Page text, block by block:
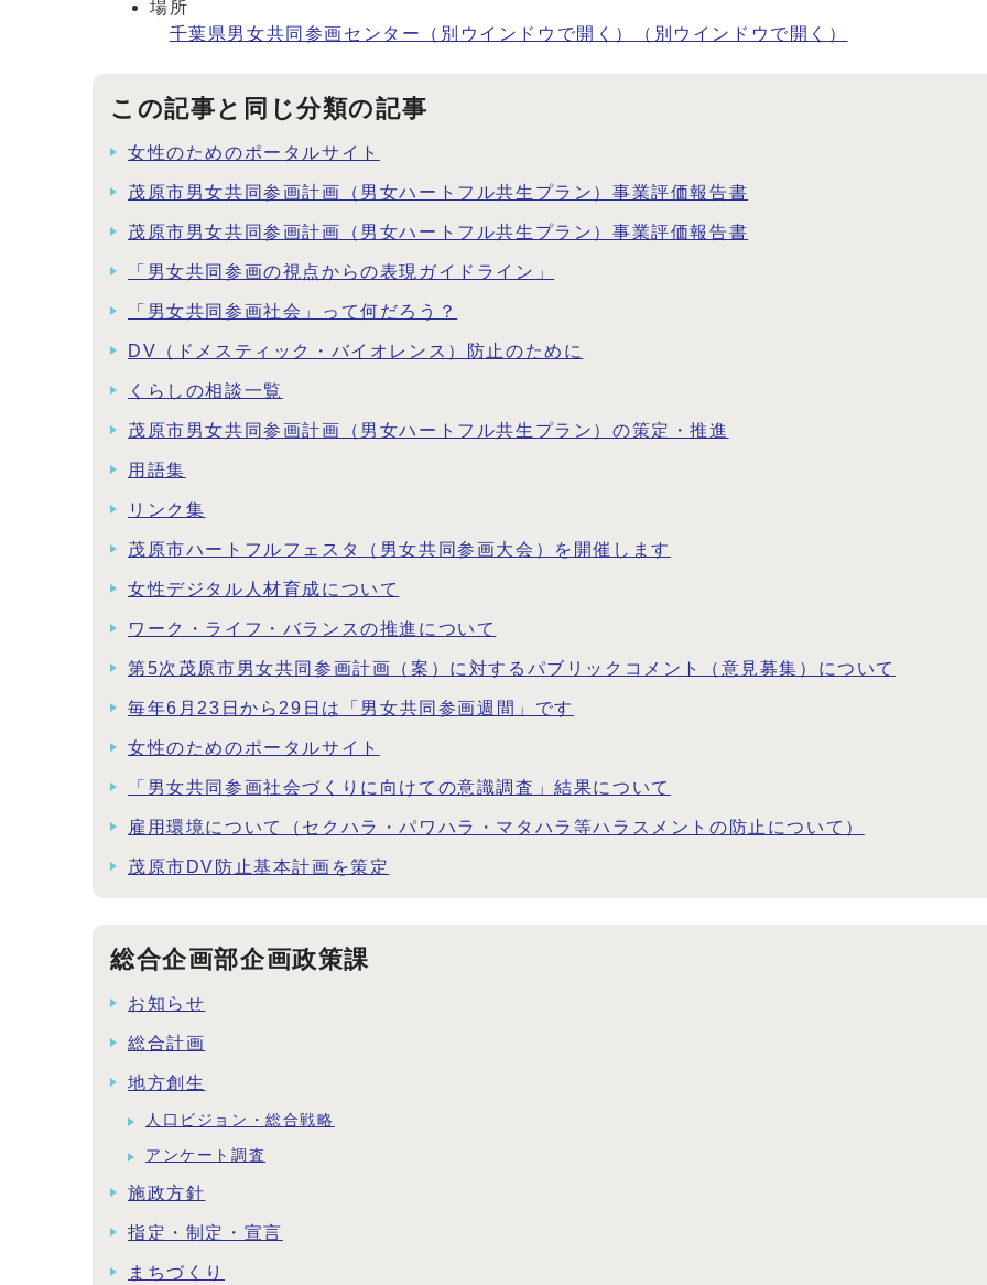
場所
千葉県男女共同参画センター（別ウインドウで開く）
（別ウインドウで開く）
この記事と同じ分類の記事
女性のためのポータルサイト
茂原市男女共同参画計画（男女ハートフル共生プラン）事業評価報告書
茂原市男女共同参画計画（男女ハートフル共生プラン）事業評価報告書
「男女共同参画の視点からの表現ガイドライン」
「男女共同参画社会」って何だろう？
DV（ドメスティック・バイオレンス）防止のために
くらしの相談一覧
茂原市男女共同参画計画（男女ハートフル共生プラン）の策定・推進
用語集
リンク集
茂原市ハートフルフェスタ（男女共同参画大会）を開催します
女性デジタル人材育成について
ワーク・ライフ・バランスの推進について
第5次茂原市男女共同参画計画（案）に対するパブリックコメント（意見募集）について
毎年6月23日から29日は「男女共同参画週間」です
女性のためのポータルサイト
「男女共同参画社会づくりに向けての意識調査」結果について
雇用環境について（セクハラ・パワハラ・マタハラ等ハラスメントの防止について）
茂原市DV防止基本計画を策定
総合企画部企画政策課
お知らせ
総合計画
地方創生
人口ビジョン・総合戦略
アンケート調査
施政方針
指定・制定・宣言
まちづくり